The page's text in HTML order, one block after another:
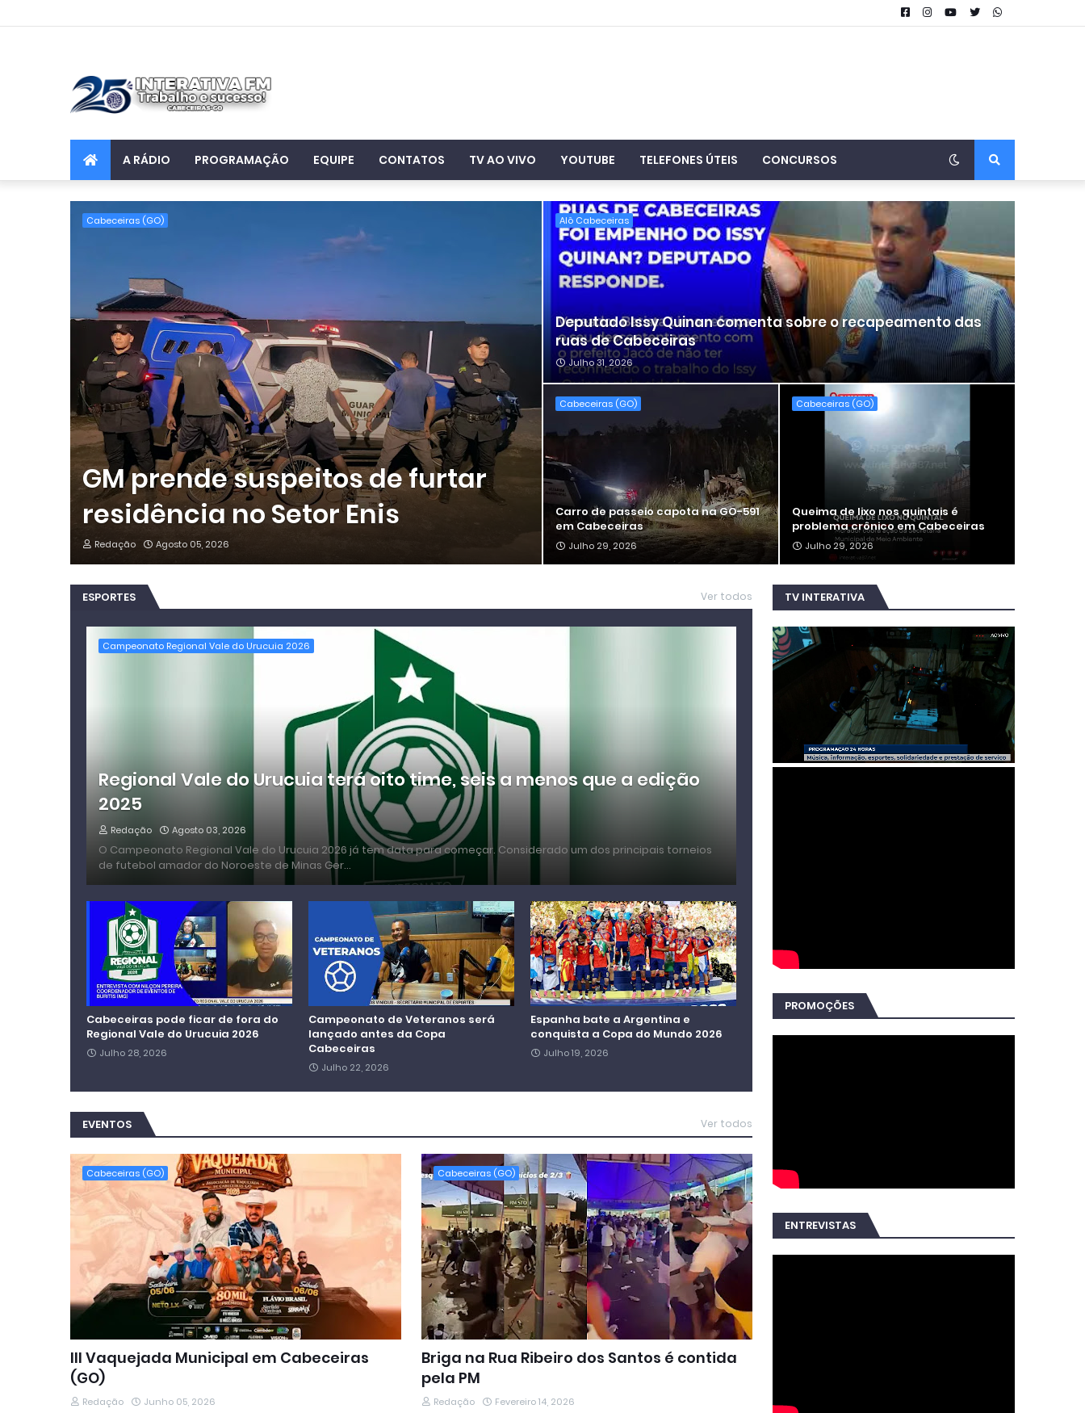
A RÁDIO PROGRAMAÇÃO EQUIPE CONTATOS TV AO VIVO YOUTUBE TELEFONES ÚTEIS CONCURSOS
Cabeceiras (GO)
GM prende suspeitos de furtar
residência no Setor Enis
Redação Agosto 05, 2026
Alô Cabeceiras
Deputado Issy Quinan comenta sobre o recapeamento das
ruas de Cabeceiras
Julho 31, 2026
Cabeceiras (GO)
Carro de passeio capota na GO-591
em Cabeceiras
Julho 29, 2026
Cabeceiras (GO)
Queima de lixo nos quintais é
problema crônico em Cabeceiras
Julho 29, 2026
ESPORTES Ver todos
Campeonato Regional Vale do Urucuia 2026
Regional Vale do Urucuia terá oito time, seis a menos que a edição
2025
Redação Agosto 03, 2026
O Campeonato Regional Vale do Urucuia 2026 já tem data para começar. Considerado um dos principais torneios
de futebol amador do Noroeste de Minas Ger…
Cabeceiras pode ficar de fora do
Regional Vale do Urucuia 2026
Julho 28, 2026
Campeonato de Veteranos será
lançado antes da Copa
Cabeceiras
Julho 22, 2026
Espanha bate a Argentina e
conquista a Copa do Mundo 2026
Julho 19, 2026
EVENTOS Ver todos
Cabeceiras (GO)
III Vaquejada Municipal em Cabeceiras
(GO)
Redação Junho 05, 2026
Cabeceiras (GO)
Briga na Rua Ribeiro dos Santos é contida
pela PM
Redação Fevereiro 14, 2026
TV INTERATIVA
PROMOÇÕES
ENTREVISTAS